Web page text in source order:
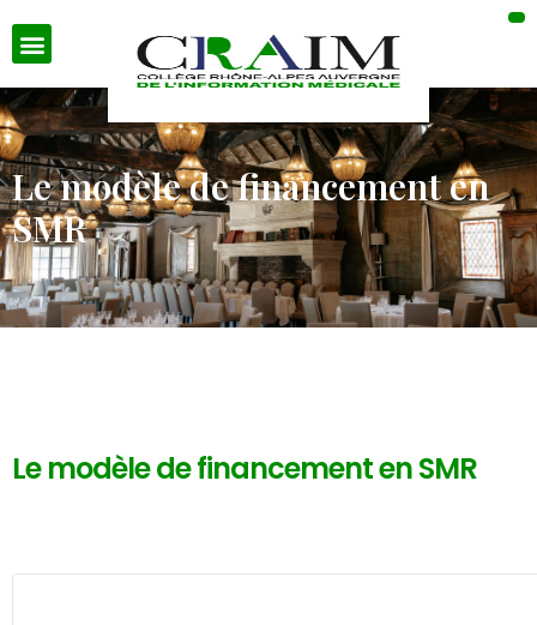
Le modèle de financement en
SMR
Le modèle de financement en SMR